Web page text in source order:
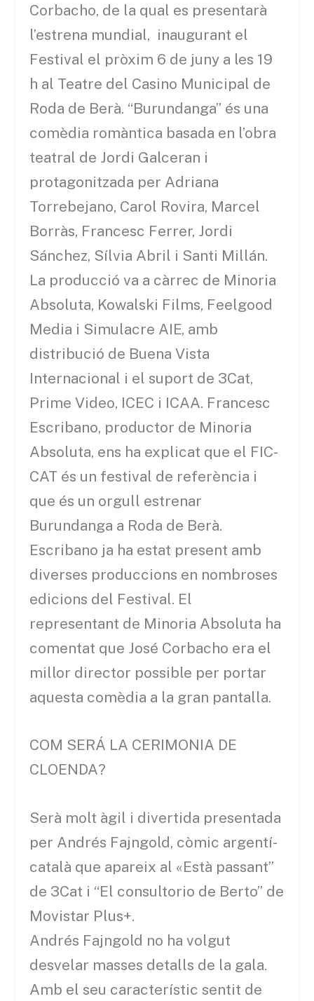
Corbacho, de la qual es presentarà
l’estrena mundial, inaugurant el
Festival el pròxim 6 de juny a les 19
h al Teatre del Casino Municipal de
Roda de Berà. “Burundanga” és una
comèdia romàntica basada en l’obra
teatral de Jordi Galceran i
protagonitzada per Adriana
Torrebejano, Carol Rovira, Marcel
Borràs, Francesc Ferrer, Jordi
Sánchez, Sílvia Abril i Santi Millán.
La producció va a càrrec de Minoria
Absoluta, Kowalski Films, Feelgood
Media i Simulacre AIE, amb
distribució de Buena Vista
Internacional i el suport de 3Cat,
Prime Video, ICEC i ICAA. Francesc
Escribano, productor de Minoria
Absoluta, ens ha explicat que el FIC-
CAT és un festival de referència i
que és un orgull estrenar
Burundanga a Roda de Berà.
Escribano ja ha estat present amb
diverses produccions en nombroses
edicions del Festival. El
representant de Minoria Absoluta ha
comentat que José Corbacho era el
millor director possible per portar
aquesta comèdia a la gran pantalla.
COM SERÁ LA CERIMONIA DE
CLOENDA?
Serà molt àgil i divertida presentada
per Andrés Fajngold, còmic argentí-
català que apareix al «Està passant”
de 3Cat i “El consultorio de Berto” de
Movistar Plus+.
Andrés Fajngold no ha volgut
desvelar masses detalls de la gala.
Amb el seu característic sentit de